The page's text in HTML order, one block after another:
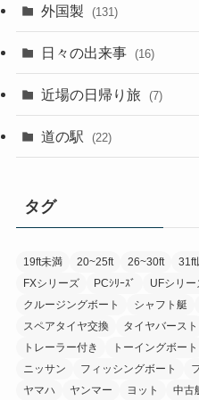
外国製 (131)
日々の出来事 (16)
近場の日帰り旅 (7)
道の駅 (22)
タグ
19ft未満 20~25ft 26~30ft 31ft
FXシリーズ
PCｼﾘｰｽﾞ UFシリー
クルージングボート
シャフト艇
スペアタイヤ交換
タイヤバースト
トレーラー付き
トーイングボート
ニッサン
フィッシングボート
ヤマハ
ヤンマー ヨット 中古